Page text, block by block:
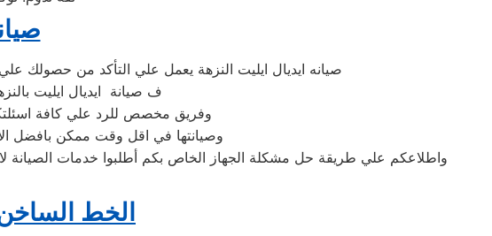
صيانه ايديال ايليت النزهة يعمل علي التأكد من حصولك
ف صيانة ايديال ايليت
وفريق مخصص للرد علي كافة اسئلتكم علي مدار 24 ساعة في حالة طلب
وصيانتها في اقل وقت ممكن بافضل
واطلاعكم علي طريقة حل مشكلة الجهاز الخاص بكم أطلبوا خدمات الصيانة
الخط